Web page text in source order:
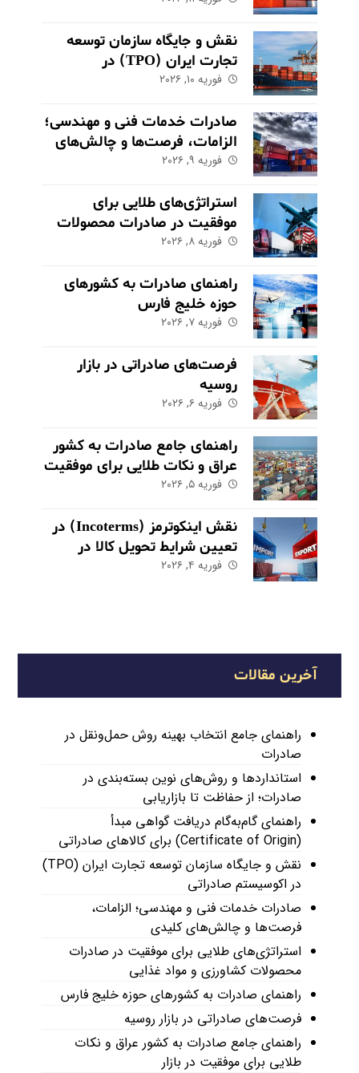
نقش و جایگاه سازمان توسعه
تجارت ایران (TPO) در
اکوسیستم صادراتی
فوریه ۱۰, ۲۰۲۶
صادرات خدمات فنی و مهندسی؛
الزامات، فرصت‌ها و چالش‌های
کلیدی
فوریه ۹, ۲۰۲۶
استراتژی‌های طلایی برای
موفقیت در صادرات محصولات
کشاورزی و مواد غذایی
فوریه ۸, ۲۰۲۶
راهنمای صادرات به کشورهای
حوزه خلیج فارس
فوریه ۷, ۲۰۲۶
فرصت‌های صادراتی در بازار
روسیه
فوریه ۶, ۲۰۲۶
راهنمای جامع صادرات به کشور
عراق و نکات طلایی برای موفقیت
در بازار
فوریه ۵, ۲۰۲۶
نقش اینکوترمز (Incoterms) در
تعیین شرایط تحویل کالا در
صادرات
فوریه ۴, ۲۰۲۶
آخرین مقالات
راهنمای جامع انتخاب بهینه روش حمل‌ونقل در
صادرات
استانداردها و روش‌های نوین بسته‌بندی در
صادرات؛ از حفاظت تا بازاریابی
راهنمای گام‌به‌گام دریافت گواهی مبدأ
(Certificate of Origin) برای کالاهای صادراتی
نقش و جایگاه سازمان توسعه تجارت ایران (TPO)
در اکوسیستم صادراتی
صادرات خدمات فنی و مهندسی؛ الزامات،
فرصت‌ها و چالش‌های کلیدی
استراتژی‌های طلایی برای موفقیت در صادرات
محصولات کشاورزی و مواد غذایی
راهنمای صادرات به کشورهای حوزه خلیج فارس
فرصت‌های صادراتی در بازار روسیه
راهنمای جامع صادرات به کشور عراق و نکات
طلایی برای موفقیت در بازار